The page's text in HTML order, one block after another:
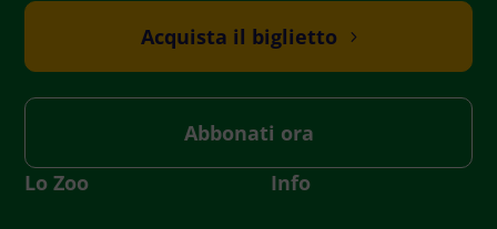
Lo Zoo Info
Acquista il biglietto
Abbonati ora